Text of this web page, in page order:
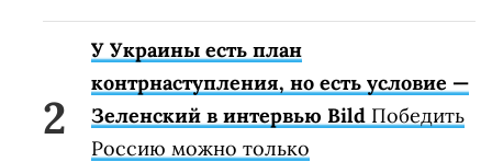
У Украины есть план
контрнаступления, но есть условие —
Зеленский в интервью Bild Победить
Россию можно только